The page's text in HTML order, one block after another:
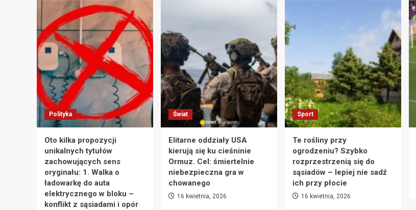
Polityka
Oto kilka propozycji
unikalnych tytułów
zachowujących sens
oryginału: 1. Walka o
ładowarkę do auta
elektrycznego w bloku –
konflikt z sąsiadami i opór
Świat
Elitarne oddziały USA
kierują się ku cieśninie
Ormuz. Cel: śmiertelnie
niebezpieczna gra w
chowanego
16 kwietnia, 2026
Sport
Te rośliny przy
ogrodzeniu? Szybko
rozprzestrzenią się do
sąsiadów – lepiej nie sadź
ich przy płocie
16 kwietnia, 2026